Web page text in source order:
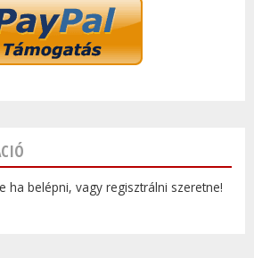
ha belépni, vagy regisztrálni szeretne!